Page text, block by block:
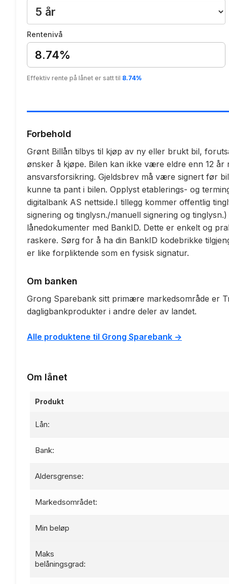
Rentenivå
8.74%
Effektiv rente på lånet er satt til 8.74%
Forbehold
Grønt Billån tilbys til kjøp av ny eller brukt bil,
ønsker å kjøpe. Bilen kan ikke være eldre enn 12
ansvarsforsikring. Gjeldsbrev må være signert før
kunne ta pant i bilen. Opplyst etablerings- og
digitalbank AS nettside.I tillegg kommer offentlig
signering og tinglysn./manuell signering og
lånedokumenter med BankID. Dette er enkelt og
raskere. Sørg for å ha din BankID kodebrikke
er like forpliktende som en fysisk signatur.
Om banken
Grong Sparebank sitt primære markedsområde er
dagligbankprodukter i andre deler av landet.
Alle produktene til Grong Sparebank ->
Om lånet
Produkt
Lån:
Bank:
Aldersgrense:
Markedsområdet:
Min beløp
Maks
belåningsgrad: